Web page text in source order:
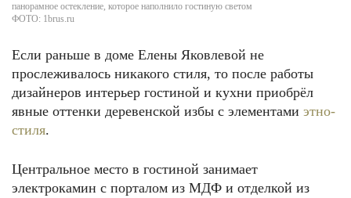
панорамное остекление, которое наполнило гостиную светом
ФОТО: 1brus.ru
Если раньше в доме Елены Яковлевой не
прослеживалось никакого стиля, то после работы
дизайнеров интерьер гостиной и кухни приобрёл
явные оттенки деревенской избы с элементами этно-
стиля.
Центральное место в гостиной занимает
электрокамин с порталом из МДФ и отделкой из